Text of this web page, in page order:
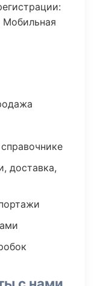
Мобильная
доставка,